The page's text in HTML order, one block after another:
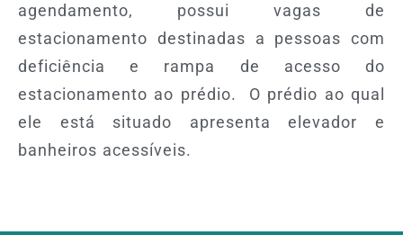
agendamento, possui vagas de
estacionamento destinadas a pessoas com
deficiência e rampa de acesso do
estacionamento ao prédio. O prédio ao qual
ele está situado apresenta elevador e
banheiros acessíveis.